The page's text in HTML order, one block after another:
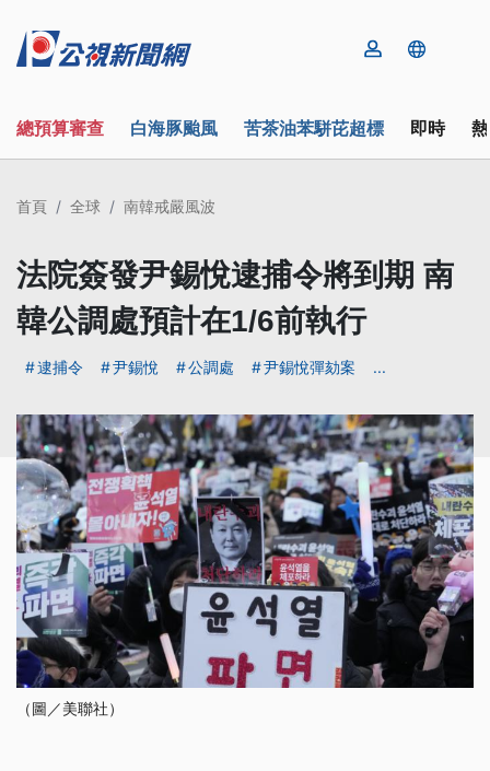
總預算審查 白海豚颱風 苦茶油苯駢芘超標 即時
首頁 全球 南韓戒嚴風波
法院簽發尹錫悅逮捕令將到期 南
韓公調處預計在1/6前執行
逮捕令 尹錫悅 公調處 尹錫悅彈劾案 ...
（圖／美聯社）